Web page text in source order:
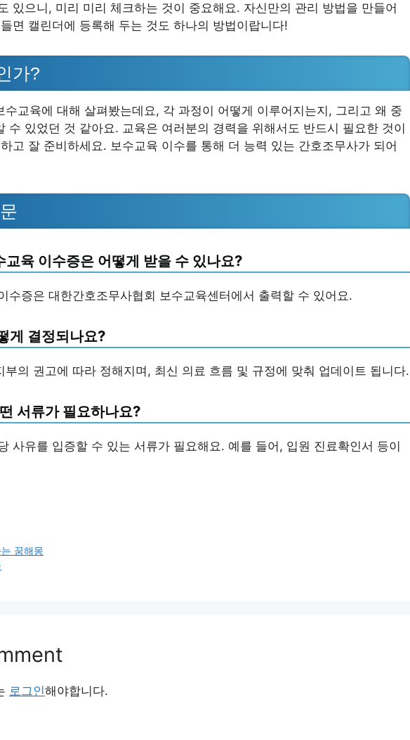
있으니, 미리 미리 체크하는 것이 중요해요. 자신만의 관리 방법을 만들어
면 캘린더에 등록해 두는 것도 하나의 방법이랍니다!
가?
수교육에 대해 살펴봤는데요, 각 과정이 어떻게 이루어지는지, 그리고 왜 중
수 있었던 것 같아요. 교육은 여러분의 경력을 위해서도 반드시 필요한 것이
고 잘 준비하세요. 보수교육 이수를 통해 더 능력 있는 간호조무사가 되어
교육 이수증은 어떻게 받을 수 있나요?
수증은 대한간호조무사협회 보수교육센터에서 출력할 수 있어요.
게 결정되나요?
부의 권고에 따라 정해지며, 최신 의료 흐름 및 규정에 맞춰 업데이트 됩니다.
서류가 필요하나요?
사유를 입증할 수 있는 서류가 필요해요. 예를 들어, 입원 진료확인서 등이
꿈해몽
로그인해야합니다.